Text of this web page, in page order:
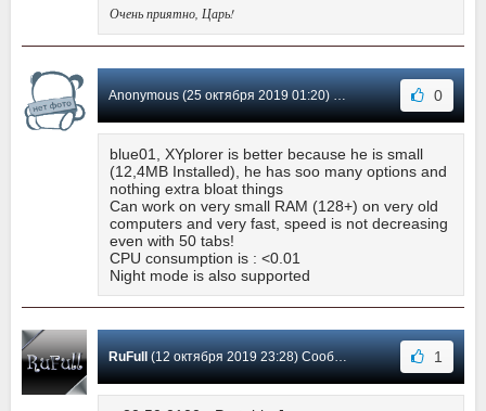
Очень приятно, Царь!
Anonymous (25 октября 2019 01:20) Сообщение #554 0
blue01, XYplorer is better because he is small
(12,4MB Installed), he has soo many options and
nothing extra bloat things
Can work on very small RAM (128+) on very old
computers and very fast, speed is not decreasing
even with 50 tabs!
CPU consumption is : <0.01
Night mode is also supported
RuFull(12 октября 2019 23:28) Сообщение #553 1